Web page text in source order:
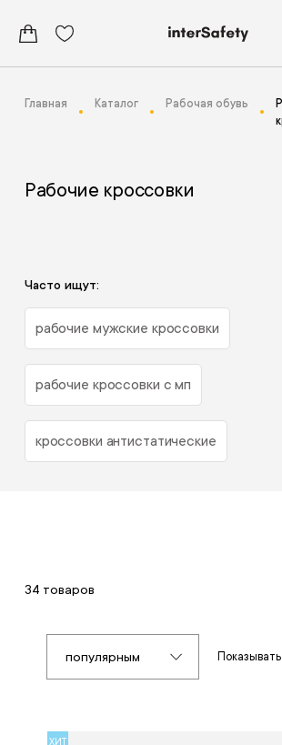
Главная Каталог Рабочая обувь
Рабочие кроссовки
Часто ищут:
рабочие мужские кроссовки
рабочие кроссовки с мп
кроссовки антистатические
34 товаров
популярным Показывать
ХИТ